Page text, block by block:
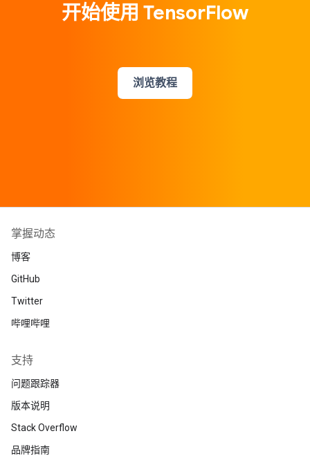
开始使用 TensorFlow
浏览教程
掌握动态
博客
GitHub
Twitter
哔哩哔哩
支持
问题跟踪器
版本说明
Stack Overflow
品牌指南